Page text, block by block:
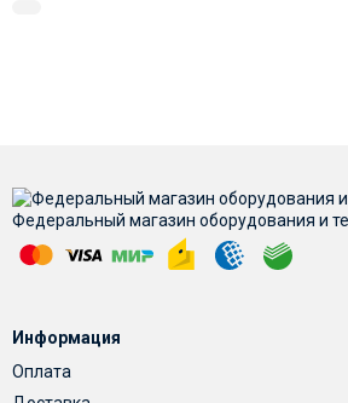
Федеральный магазин оборудования и
Информация
Оплата